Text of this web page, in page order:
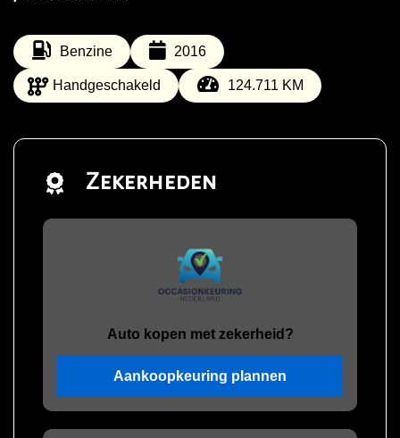
Benzine 2016
Handgeschakeld 124.711 KM
Zekerheden
Auto kopen met zekerheid?
Aankoopkeuring plannen